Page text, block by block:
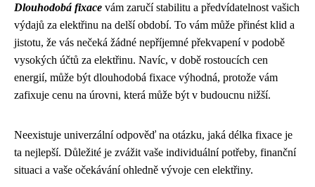
Dlouhodobá fixace vám zaručí stabilitu a předvídatelnost vašich
výdajů za elektřinu na delší období. To vám může přinést klid a
jistotu, že vás nečeká žádné nepříjemné překvapení v podobě
vysokých účtů za elektřinu. Navíc, v době rostoucích cen
energií, může být dlouhodobá fixace výhodná, protože vám
zafixuje cenu na úrovni, která může být v budoucnu nižší.
Neexistuje univerzální odpověď na otázku, jaká délka fixace je
ta nejlepší. Důležité je zvážit vaše individuální potřeby, finanční
situaci a vaše očekávání ohledně vývoje cen elektřiny.